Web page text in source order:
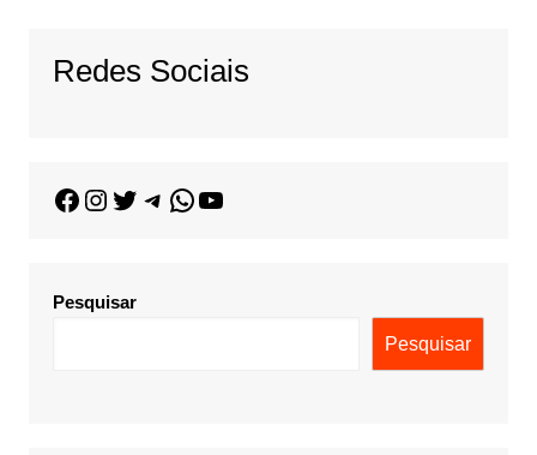
Redes Sociais
Pesquisar
Pesquisar